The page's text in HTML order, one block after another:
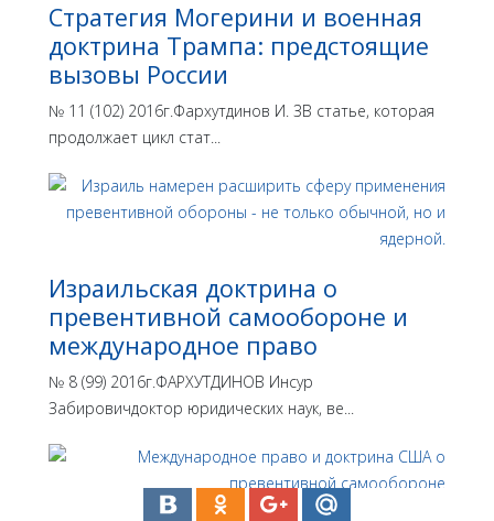
Стратегия Могерини и военная
доктрина Трампа: предстоящие
вызовы России
№ 11 (102) 2016г.Фархутдинов И. ЗВ статье, которая
продолжает цикл стат...
Израильская доктрина o
превентивной самообороне и
международное право
№ 8 (99) 2016г.ФАРХУТДИНОВ Инсур
Забировичдоктор юридических наук, ве...